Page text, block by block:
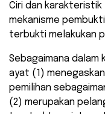
Ciri dan
mekanisme
terbukti melakukan
Sebagaimana dalam
ayat (1)
pemilihan
(2) merupakan